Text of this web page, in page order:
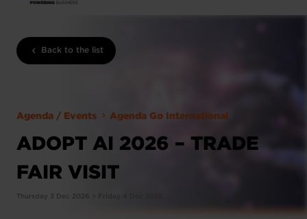
Back to the list
Agenda / Events Agenda Go International
ADOPT AI 2026 – TRADE
FAIR VISIT
Thursday 3 Dec 2026 > Friday 4 Dec 2026